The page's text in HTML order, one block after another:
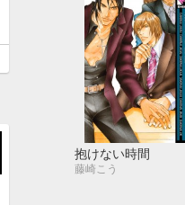
抱けない時間
藤崎こう
29 30